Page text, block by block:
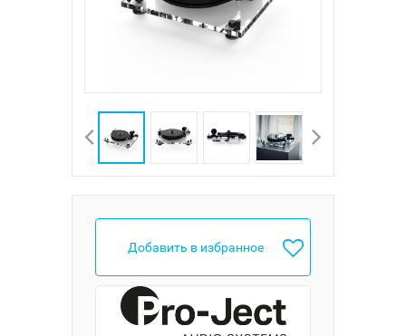
Добавить в избранное